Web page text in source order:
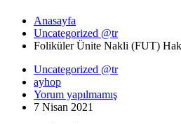
Anasayfa
Uncategorized @tr
Foliküler Ünite Nakli (FUT)
Uncategorized @tr
ayhop
Yorum yapılmamış
7 Nisan 2021